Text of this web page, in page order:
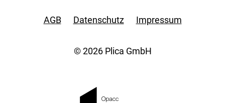
AGB Datenschutz Impressum
© 2026 Plica GmbH